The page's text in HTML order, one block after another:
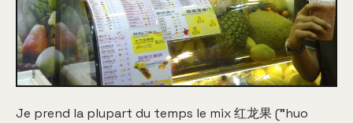
Je prend la plupart du temps le mix 红龙果 ("huo